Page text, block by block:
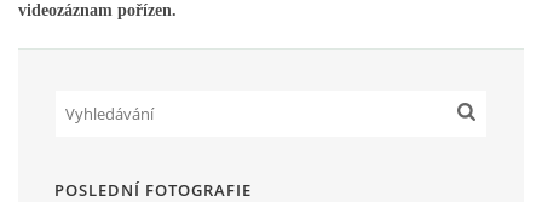
FOTOALBUM
ČLENOVÉ - SOUČASNOST
videozáznam pořízen.
POSLEDNÍ FOTOGRAFIE